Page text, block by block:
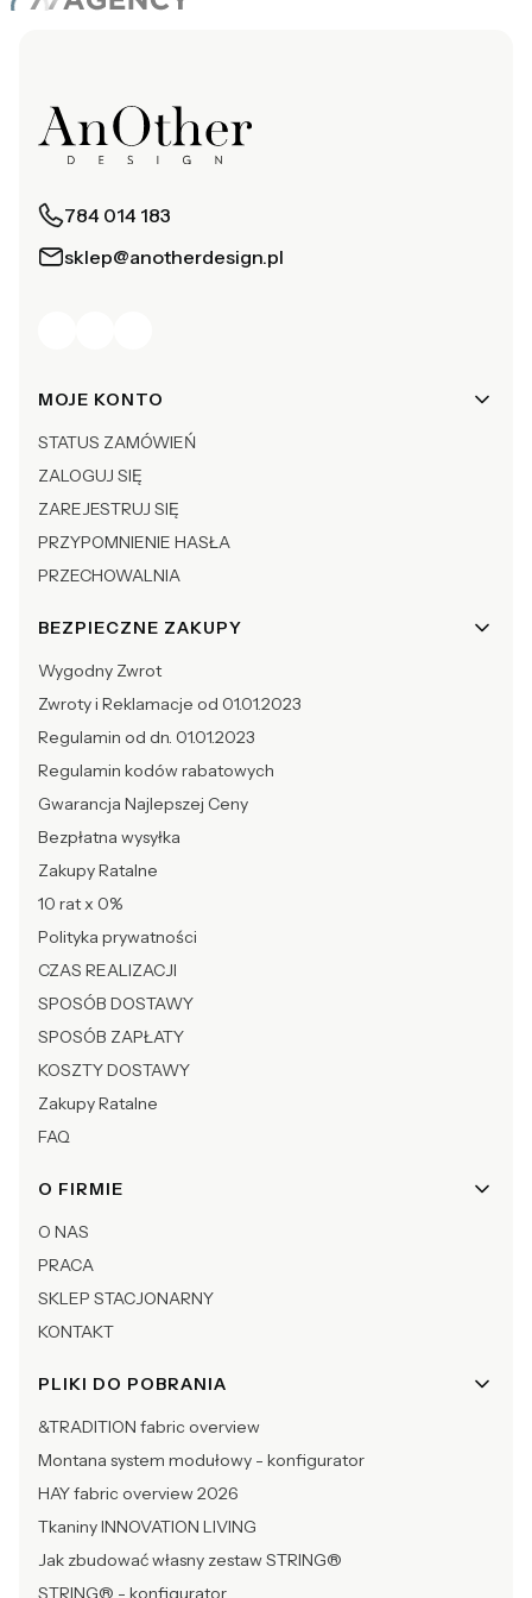
784 014 183
sklep@anotherdesign.pl
Linki w stopce
MOJE KONTO
STATUS ZAMÓWIEŃ
ZALOGUJ SIĘ
ZAREJESTRUJ SIĘ
PRZYPOMNIENIE HASŁA
PRZECHOWALNIA
BEZPIECZNE ZAKUPY
Wygodny Zwrot
Zwroty i Reklamacje od 01.01.2023
Regulamin od dn. 01.01.2023
Regulamin kodów rabatowych
Gwarancja Najlepszej Ceny
Bezpłatna wysyłka
Zakupy Ratalne
10 rat x 0%
Polityka prywatności
CZAS REALIZACJI
SPOSÓB DOSTAWY
SPOSÓB ZAPŁATY
KOSZTY DOSTAWY
Zakupy Ratalne
FAQ
O FIRMIE
O NAS
PRACA
SKLEP STACJONARNY
KONTAKT
PLIKI DO POBRANIA
&TRADITION fabric overview
Montana system modułowy - konfigurator
HAY fabric overview 2026
Tkaniny INNOVATION LIVING
Jak zbudować własny zestaw STRING®
STRING® - konfigurator